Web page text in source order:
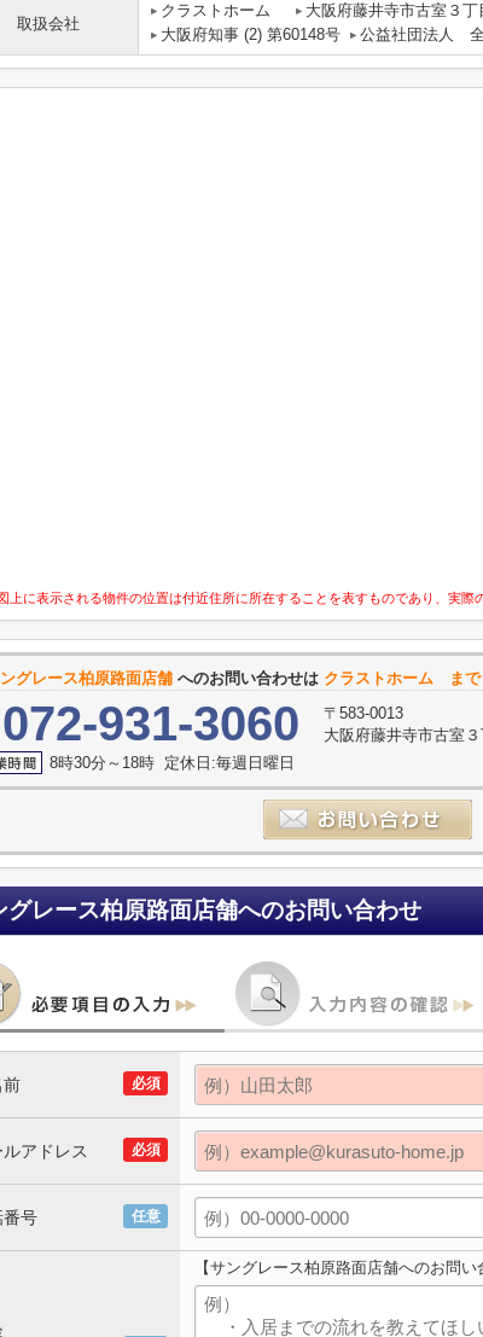
取扱会社
クラストホーム 大阪府藤井寺市古室３丁
大阪府知事 (2) 第60148号
公益社団法人
上に表示される物件の位置は付近住所に所在することを表すものであり、実際
グレース柏原路面店舗 へのお問い合わせは クラストホーム まで
931-3060
〒583-0013
大阪府藤井寺市古室
8時30分～18時 定休日:毎週日曜日
グレース柏原路面店舗へのお問い合わせ
必須
前
必須
ルアドレス
任意
番号
【サングレース柏原路面店舗へのお問い